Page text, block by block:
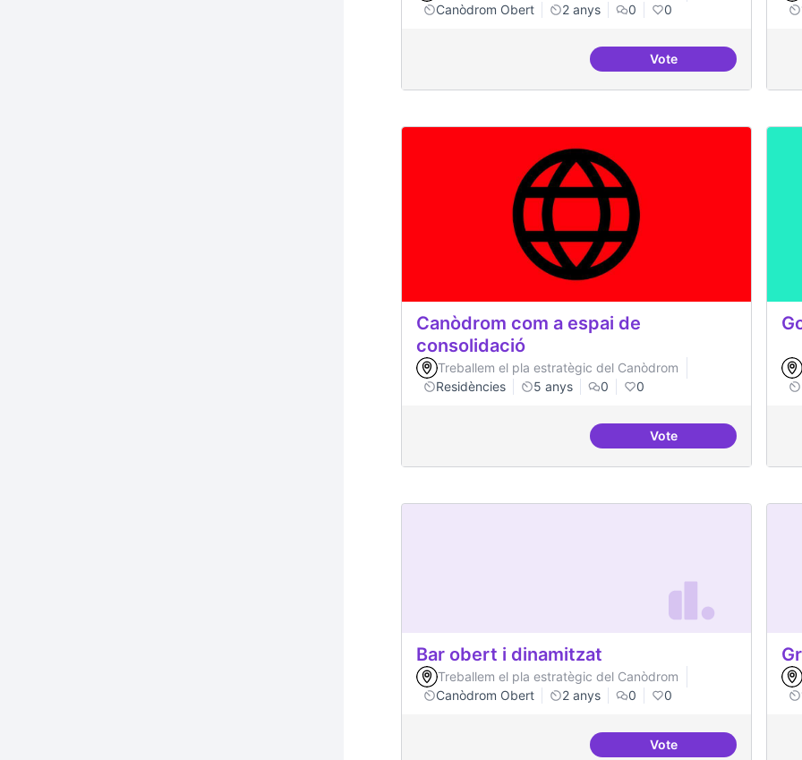
Canòdrom Obert
2 anys 0 0
VotePrograma cultural a
Canòdrom com a espai de
consolidació
Treballem el pla estratègic del Canòdrom
Residències
5 anys 0 0
VoteCanòdrom com a
Bar obert i dinamitzat
Treballem el pla estratègic del Canòdrom
Canòdrom Obert
2 anys 0 0
VoteBar obert i dinamitzat